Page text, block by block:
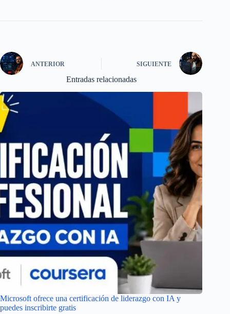
ANTERIOR SIGUIENTE
Entradas relacionadas
Microsoft ofrece una certificación de liderazgo con IA y
puedes inscribirte gratis